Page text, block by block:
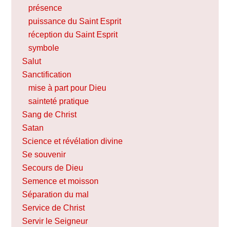
présence
puissance du Saint Esprit
réception du Saint Esprit
symbole
Salut
Sanctification
mise à part pour Dieu
sainteté pratique
Sang de Christ
Satan
Science et révélation divine
Se souvenir
Secours de Dieu
Semence et moisson
Séparation du mal
Service de Christ
Servir le Seigneur